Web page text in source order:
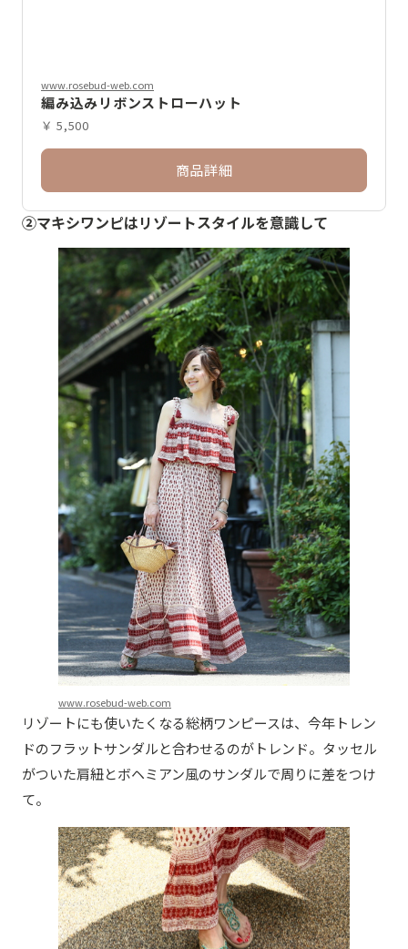
www.rosebud-web.com
編み込みリボンストローハット
￥ 5,500
商品詳細
②マキシワンピはリゾートスタイルを意識して
www.rosebud-web.com
リゾートにも使いたくなる総柄ワンピースは、今年トレン
ドのフラットサンダルと合わせるのがトレンド。タッセル
がついた肩紐とボヘミアン風のサンダルで周りに差をつけ
て。